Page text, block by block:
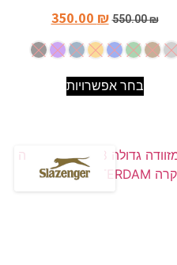
550.00₪
350.00 ₪
בחר אפשרויות